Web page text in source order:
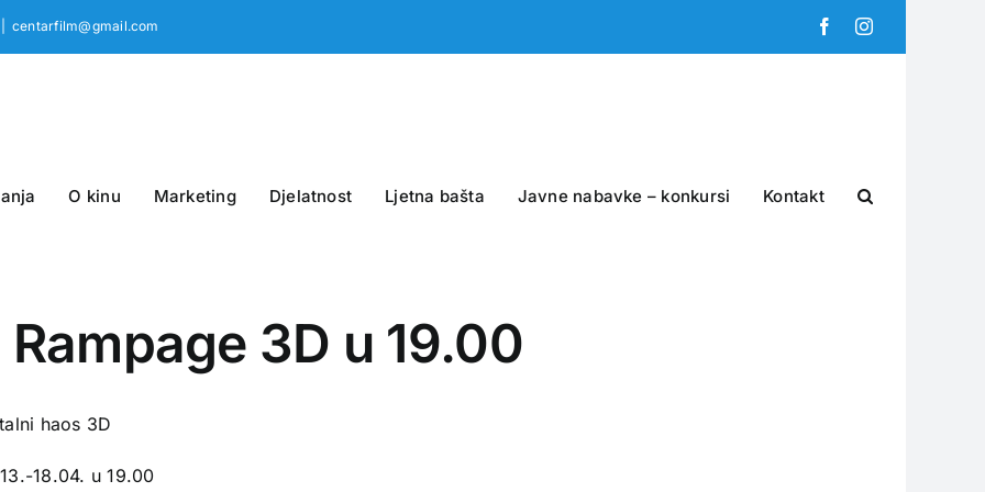
centarfilm@gmail.com FacebookInstagram
O kinu Marketing Djelatnost Ljetna bašta Javne nabavke – konkursi Kontakt
3D u 19.00
haos 3D
18.04. u 19.00